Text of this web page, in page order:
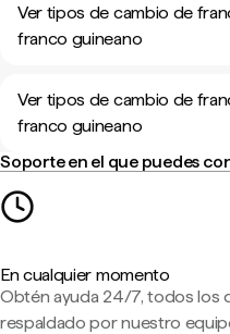
Ver tipos de cambio de
franco guineano
Ver tipos de cambio de
franco guineano
Soporte en el que puedes
En cualquier momento
Obtén ayuda 24/7, todos los
respaldado por nuestro